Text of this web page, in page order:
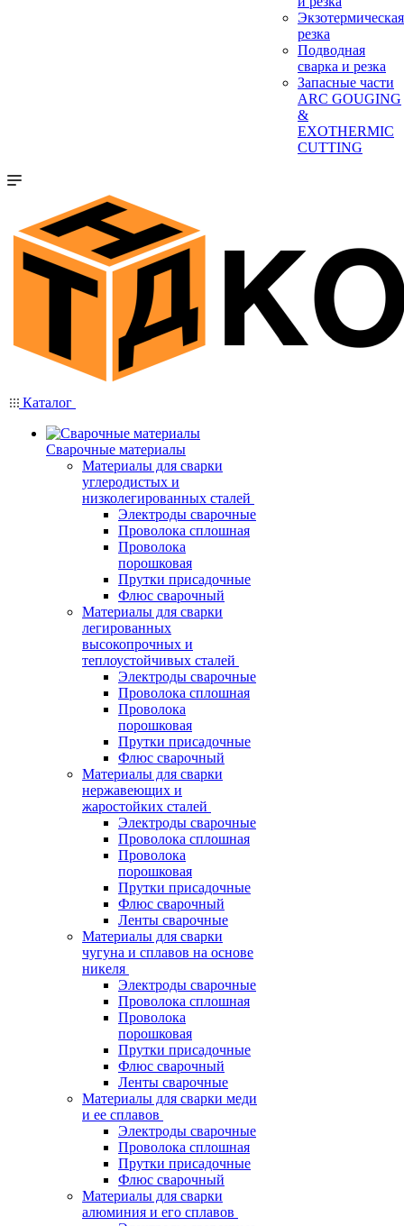
Экзотермическая
резка
Подводная
сварка и резка
Запасные части
ARC GOUGING
&
EXOTHERMIC
CUTTING
Каталог
Сварочные материалы
Материалы для сварки
углеродистых и
низколегированных сталей
Электроды сварочные
Проволока сплошная
Проволока
порошковая
Прутки присадочные
Флюс сварочный
Материалы для сварки
легированных
высокопрочных и
теплоустойчивых сталей
Электроды сварочные
Проволока сплошная
Проволока
порошковая
Прутки присадочные
Флюс сварочный
Материалы для сварки
нержавеющих и
жаростойких сталей
Электроды сварочные
Проволока сплошная
Проволока
порошковая
Прутки присадочные
Флюс сварочный
Ленты сварочные
Материалы для сварки
чугуна и сплавов на основе
никеля
Электроды сварочные
Проволока сплошная
Проволока
порошковая
Прутки присадочные
Флюс сварочный
Ленты сварочные
Материалы для сварки меди
и ее сплавов
Электроды сварочные
Проволока сплошная
Прутки присадочные
Флюс сварочный
Материалы для сварки
алюминия и его сплавов